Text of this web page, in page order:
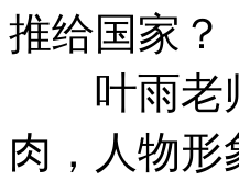
推给国家？
叶雨老师
肉，人物